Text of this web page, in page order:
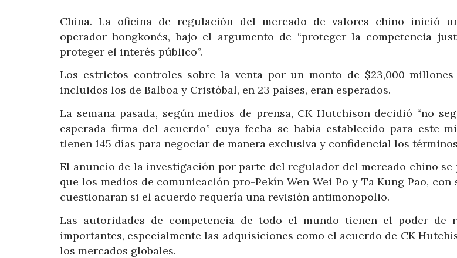
China. La oficina de regulación del mercado de valores chino inició
operador hongkonés, bajo el argumento de “proteger la competencia
proteger el interés público”.
Los estrictos controles sobre la venta por un monto de $23,000
incluidos los de Balboa y Cristóbal, en 23 países, eran esperados.
La semana pasada, según medios de prensa, CK Hutchison decidió “no
esperada firma del acuerdo” cuya fecha se había establecido para este
tienen 145 días para negociar de manera exclusiva y confidencial los
El anuncio de la investigación por parte del regulador del mercado chino se
que los medios de comunicación pro-Pekín Wen Wei Po y Ta Kung Pao, con
cuestionaran si el acuerdo requería una revisión antimonopolio.
Las autoridades de competencia de todo el mundo tienen el poder de
importantes, especialmente las adquisiciones como el acuerdo de CK
los mercados globales.